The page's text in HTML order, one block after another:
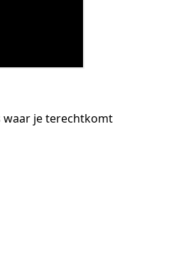
waar je terechtkomt